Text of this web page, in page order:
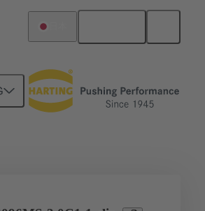
ドーターカード接続